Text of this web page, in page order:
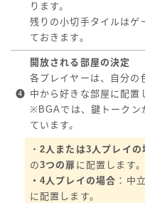
ります。
残りの小切手タイルはゲ
ておきます。
❹
開放される部屋の決定
各プレイヤーは、自分の
中から好きな部屋に配置
※BGAでは、鍵トークン
ています。
・ 2人または3人プレイの
の3つの扉 に配置します。
・4人プレイの場合 ：中
に配置します。